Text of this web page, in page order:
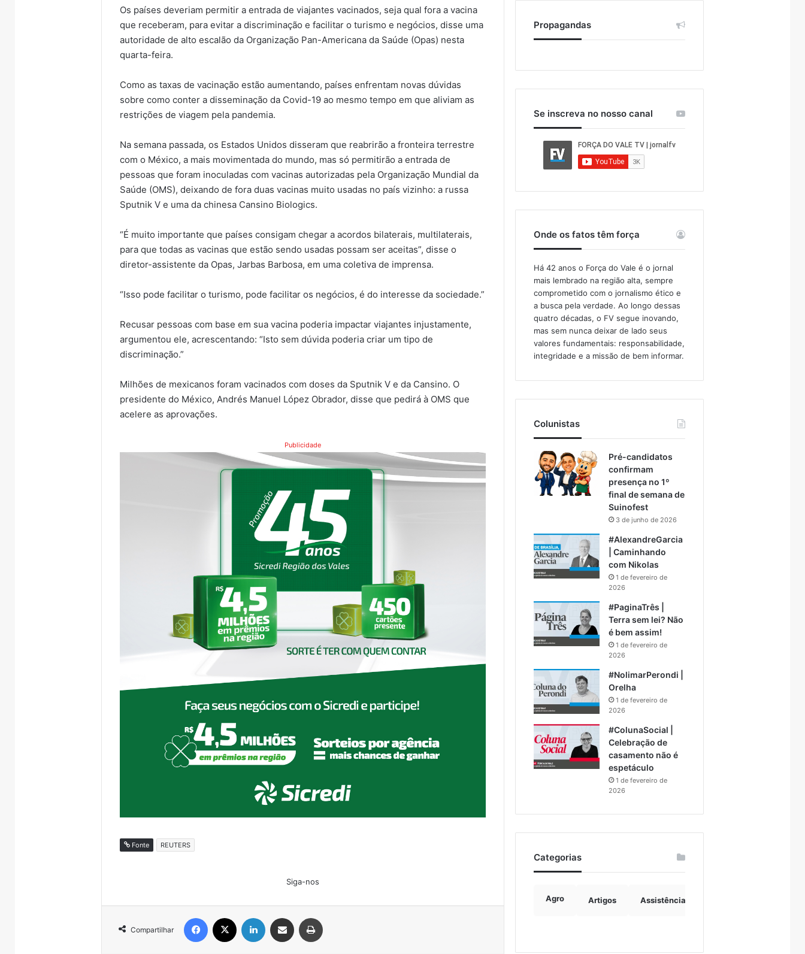
Os países deveriam permitir a entrada de viajantes vacinados, seja qual fora a vacina
que receberam, para evitar a discriminação e facilitar o turismo e negócios, disse uma
autoridade de alto escalão da Organização Pan-Americana da Saúde (Opas) nesta
quarta-feira.
Como as taxas de vacinação estão aumentando, países enfrentam novas dúvidas
sobre como conter a disseminação da Covid-19 ao mesmo tempo em que aliviam as
restrições de viagem pela pandemia.
Na semana passada, os Estados Unidos disseram que reabrirão a fronteira terrestre
com o México, a mais movimentada do mundo, mas só permitirão a entrada de
pessoas que foram inoculadas com vacinas autorizadas pela Organização Mundial da
Saúde (OMS), deixando de fora duas vacinas muito usadas no país vizinho: a russa
Sputnik V e uma da chinesa Cansino Biologics.
“É muito importante que países consigam chegar a acordos bilaterais, multilaterais,
para que todas as vacinas que estão sendo usadas possam ser aceitas”, disse o
diretor-assistente da Opas, Jarbas Barbosa, em uma coletiva de imprensa.
“Isso pode facilitar o turismo, pode facilitar os negócios, é do interesse da sociedade.”
Recusar pessoas com base em sua vacina poderia impactar viajantes injustamente,
argumentou ele, acrescentando: “Isto sem dúvida poderia criar um tipo de
discriminação.”
Milhões de mexicanos foram vacinados com doses da Sputnik V e da Cansino. O
presidente do México, Andrés Manuel López Obrador, disse que pedirá à OMS que
acelere as aprovações.
Publicidade
Fonte REUTERS
Siga-nos
Compartilhar
Facebook Linkedin Compartilhar via e-mail
Propagandas
Se inscreva no nosso canal
Onde os fatos têm força
Há 42 anos o Força do Vale é o jornal
mais lembrado na região alta, sempre
comprometido com o jornalismo ético e
a busca pela verdade. Ao longo dessas
quatro décadas, o FV segue inovando,
mas sem nunca deixar de lado seus
valores fundamentais: responsabilidade,
integridade e a missão de bem informar.​
Colunistas
Pré-candidatos
confirmam
presença no 1º
final de semana de
Suinofest
3 de junho de 2026
#AlexandreGarcia
| Caminhando
com Nikolas
1 de fevereiro de
2026
#PaginaTrês |
Terra sem lei? Não
é bem assim!
1 de fevereiro de
2026
#NolimarPerondi |
Orelha
1 de fevereiro de
2026
#ColunaSocial |
Celebração de
casamento não é
espetáculo
1 de fevereiro de
2026
Categorias
Agro Artigos Assistência Social